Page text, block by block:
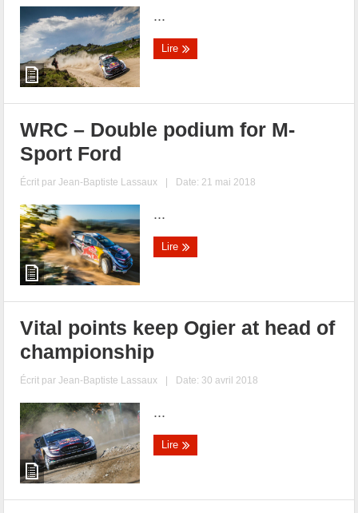
...
Lire
WRC – Double podium for M-
Sport Ford
Écrit parJean-Baptiste Lassaux | Date: 21 mai 2018
...
Lire
Vital points keep Ogier at head of
championship
Écrit parJean-Baptiste Lassaux | Date: 30 avril 2018
...
Lire